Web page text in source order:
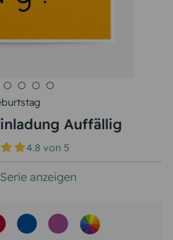
Auffällig
4.8 von5
anzeigen